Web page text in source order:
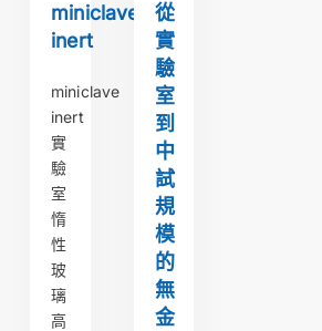
miniclave
inert
miniclave
inert
實
驗
室
惰
性
玻
璃
高
從
實
驗
室
到
中
試
規
模
的
無
金